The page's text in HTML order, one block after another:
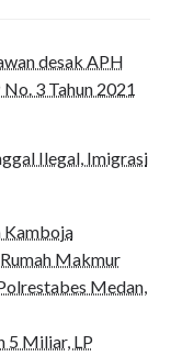
desak APH
3 Tahun 2021
Ilegal, Imigrasi
Kamboja
Makmur
Medan,
5 Miliar, LP